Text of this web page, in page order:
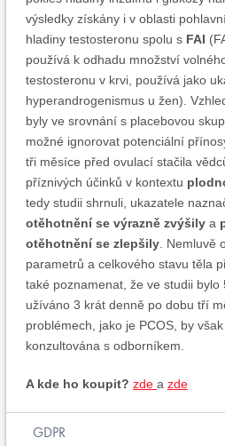
výsledky získány i v oblasti
hladiny testosteronu spolu s FAI
používá k odhadu množství
testosteronu v krvi, používá jako
hyperandrogenismus u žen).
byly ve srovnání s placebovou
možné ignorovat potenciální
tři měsíce před ovulací stačila
příznivých účinků v kontextu
tedy studii shrnuli, ukazatele
otěhotnění se výrazně zvýšily a
otěhotnění se zlepšily . Nemluvě
parametrů a celkového stavu těla
také poznamenat, že ve studii bylo
užíváno 3 krát denně po dobu tří
problémech, jako je PCOS, by
konzultována s odborníkem.
A kde ho koupit? zde a zde
GDPR